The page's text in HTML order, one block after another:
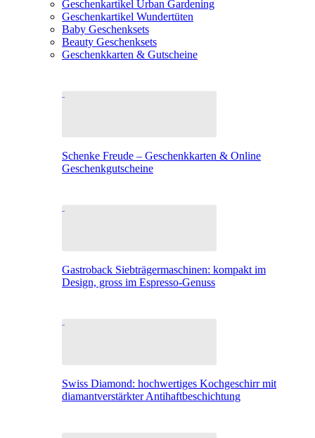
Geschenkartikel Urban Gardening
Geschenkartikel Wundertüten
Baby Geschenksets
Beauty Geschenksets
Geschenkkarten & Gutscheine
Schenke Freude – Geschenkkarten & Online
Geschenkgutscheine
Gastroback Siebträgermaschinen: kompakt im
Design, gross im Espresso-Genuss
Swiss Diamond: hochwertiges Kochgeschirr mit
diamantverstärkter Antihaftbeschichtung